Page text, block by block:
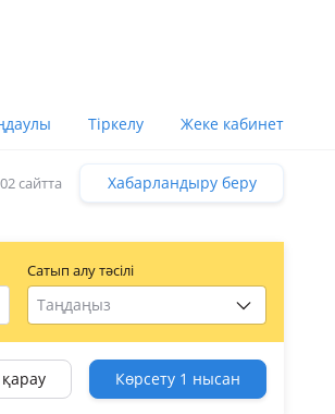
Тіркелу Жеке кабинет
сайтта Хабарландыру беру
Сатып алу тәсілі
Таңдаңыз
Көрсету 1 нысан